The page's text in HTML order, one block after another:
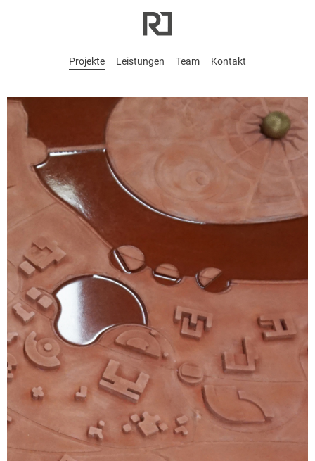
Projekte Leistungen Team Kontakt